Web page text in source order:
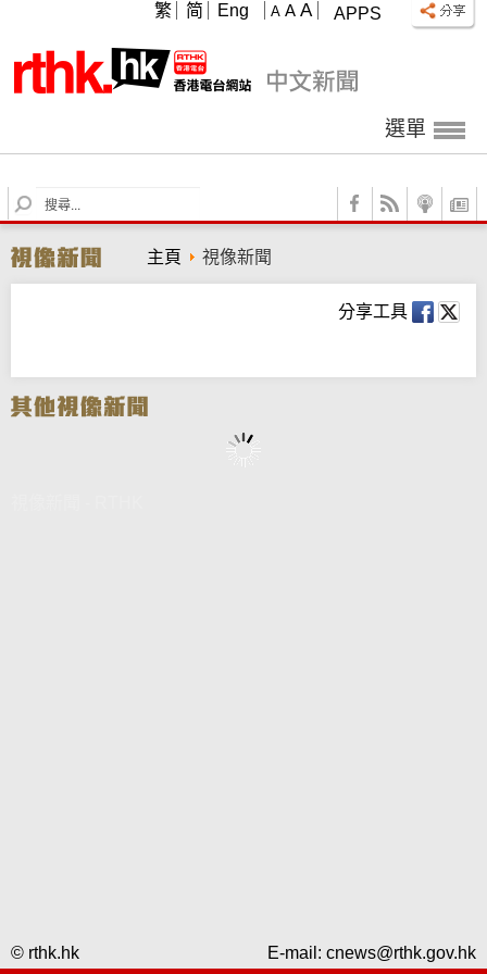
APPS
A A A
繁 简 Eng
選單
S
e
r
c
主頁 視像新聞
分享工具
© rthk.hk E-mail: cnews@rthk.gov.hk